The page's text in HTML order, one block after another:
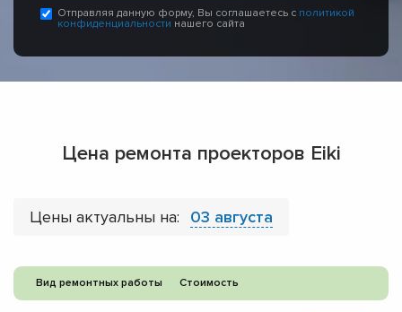
Отправляя данную форму, Вы соглашаетесь с политикой
конфиденциальности нашего сайта
Цена ремонта проекторов Eiki
Цены актуальны на: 03 августа
Вид ремонтных работы Стоимость